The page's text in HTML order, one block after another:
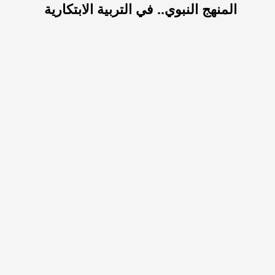
المنهج النبوي.. في التربية الابتكارية